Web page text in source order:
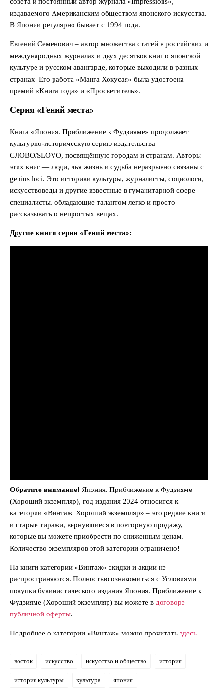
издаваемого Американским обществом японского искусства.
В Японии регулярно бывает с 1994 года.
Евгений Семенович – автор множества статей в российских и
международных журналах и двух десятков книг о японской
культуре и русском авангарде, которые выходили в разных
странах. Его работа «Манга Хокусая» была удостоена
премий «Книга года» и «Просветитель».
Серия «Гений места»
Книга «Япония. Приближение к Фудзияме» продолжает
культурно-историческую серию издательства
СЛОВО/SLOVO, посвящённую городам и странам. Авторы
этих книг — люди, чья жизнь и судьба неразрывно связаны c
genius loci. Это историки культуры, журналисты, социологи,
искусствоведы и другие известные в гуманитарной сфере
специалисты, обладающие талантом легко и просто
рассказывать о непростых вещах.
Другие книги серии «Гений места»:
Обратите внимание! Япония. Приближение к Фудзияме
(Хороший экземпляр), год издания 2024 относится к
категории «Винтаж: Хороший экземпляр» – это редкие книги
и старые тиражи, вернувшиеся в повторную продажу,
которые вы можете приобрести по сниженным ценам.
Количество экземпляров этой категории ограничено!
На книги категории «Винтаж» скидки и акции не
распространяются. Полностью ознакомиться с Условиями
покупки букинистического издания Япония. Приближение к
Фудзияме (Хороший экземпляр) вы можете в договоре
публичной оферты.
Подробнее о категории «Винтаж» можно прочитать здесь
восток искусство искусство и общество история
история культуры культура япония